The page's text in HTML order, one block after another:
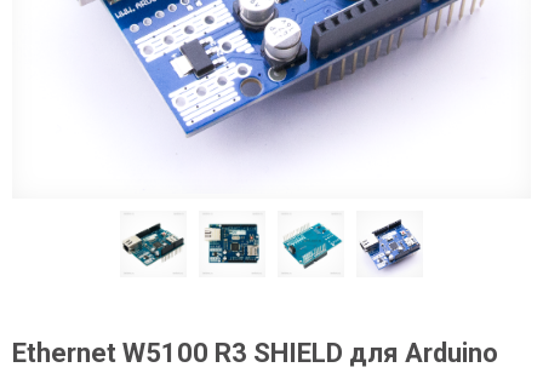
Ethernet W5100 R3 SHIELD для Arduino